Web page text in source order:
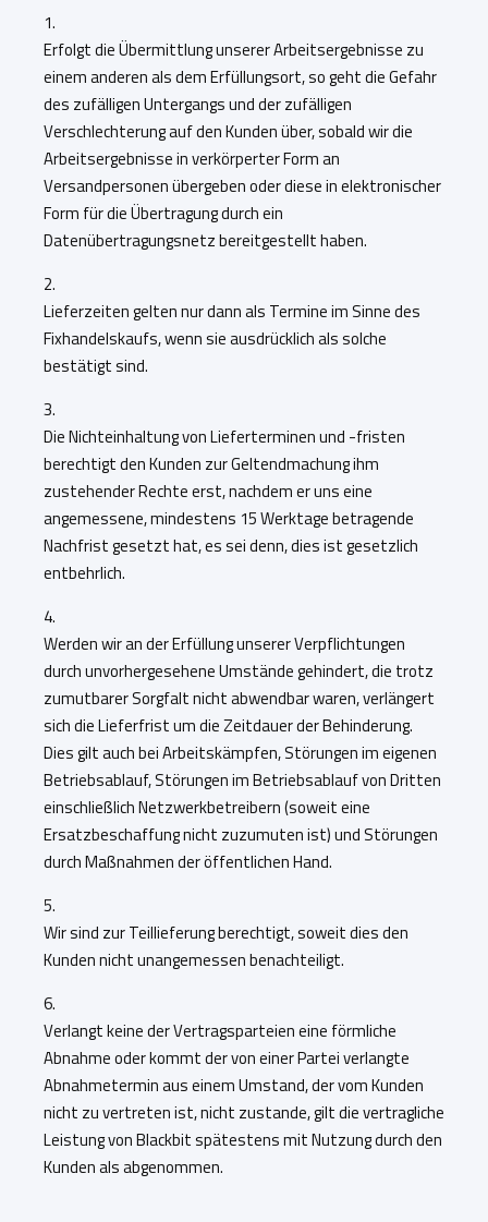
1.
Erfolgt die Übermittlung unserer Arbeitsergebnisse zu
einem anderen als dem Erfüllungsort, so geht die Gefahr
des zufälligen Untergangs und der zufälligen
Verschlechterung auf den Kunden über, ­sobald wir die
Arbeitsergebnisse in verkörperter Form an
Versandpersonen übergeben oder diese in elektronischer
Form für die Übertragung durch ein
Datenübertragungsnetz bereitgestellt haben.
2.
Lieferzeiten gelten nur dann als ­Termine im Sinne des
Fixhandelskaufs, wenn sie ausdrücklich als solche
bestätigt sind.
3.
Die Nichteinhaltung von Lieferterminen und -fristen
berechtigt den Kunden zur ­Geltendmachung ihm
zustehender Rechte erst, nachdem er uns eine
angemessene, mindestens 15 Werktage betragende
Nachfrist gesetzt hat, es sei denn, dies ist gesetzlich
entbehrlich.
4.
Werden wir an der Erfüllung unserer Verpflichtungen
durch unvorhergesehene Umstände gehindert, die trotz
zumutbarer Sorgfalt nicht abwendbar waren, verlängert
sich die Lieferfrist um die Zeitdauer der Behinderung.
Dies gilt auch bei Arbeitskämpfen, Störungen im eigenen
Betriebsablauf, Störungen im Betriebsablauf von Dritten
einschließlich Netzwerkbetreibern (soweit eine
Ersatzbeschaffung nicht zuzumuten ist) und Störungen
durch Maßnahmen der öffentlichen Hand.
5.
Wir sind zur Teillieferung berechtigt, ­soweit dies den
Kunden nicht unangemessen benachteiligt.
6.
Verlangt keine der Vertragsparteien eine förmliche
Abnahme oder kommt der von einer Partei verlangte
Abnahmetermin aus einem Umstand, der vom Kunden
nicht zu vertreten ist, nicht zustande, gilt die vertragliche
Leistung von Blackbit spätestens mit Nutzung durch den
Kunden als ­abgenommen.